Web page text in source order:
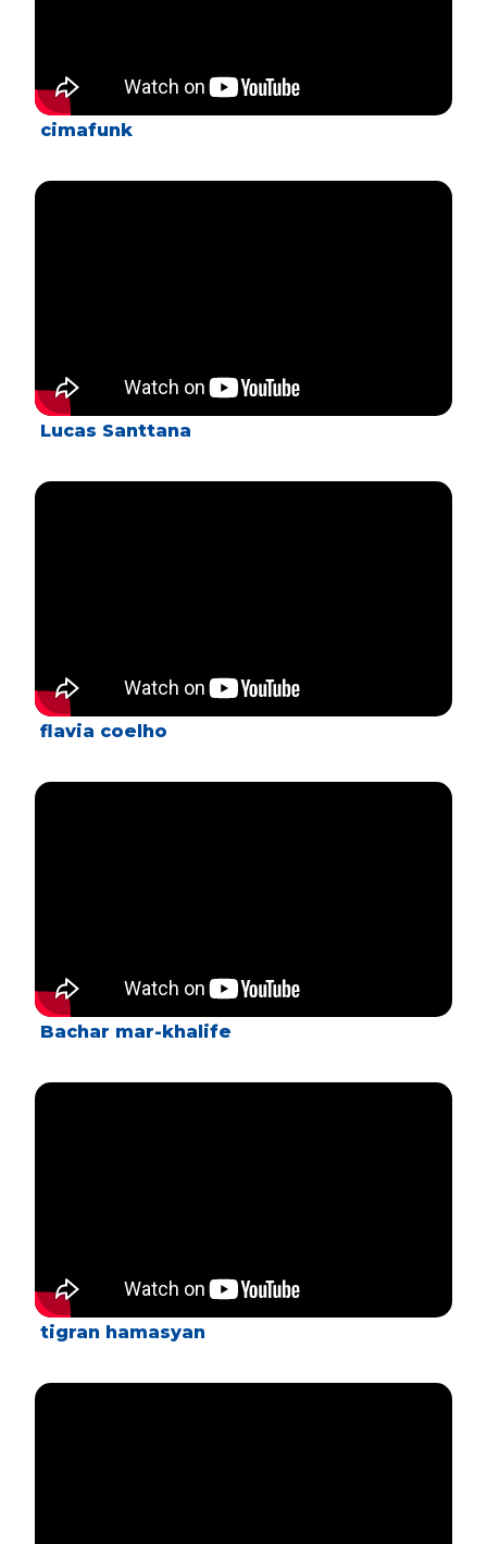
cimafunk
Lucas Santtana
flavia coelho
Bachar mar-khalife
tigran hamasyan